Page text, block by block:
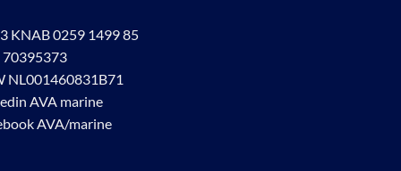
KNAB 0259 1499 85
70395373
NL001460831B71
AVA marine
AVA/marine